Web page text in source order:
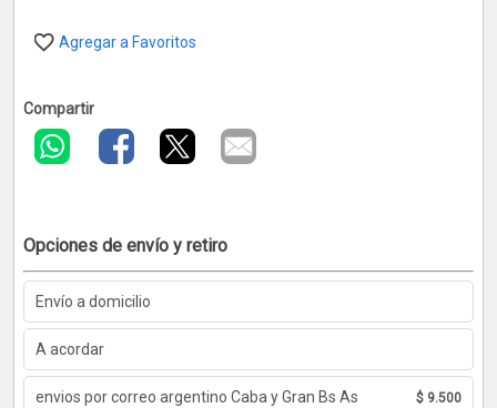
Agregar a Favoritos
Compartir
Opciones de envío y retiro
Envío a domicilio
A acordar
envios por correo argentino Caba y Gran Bs As $ 9.500